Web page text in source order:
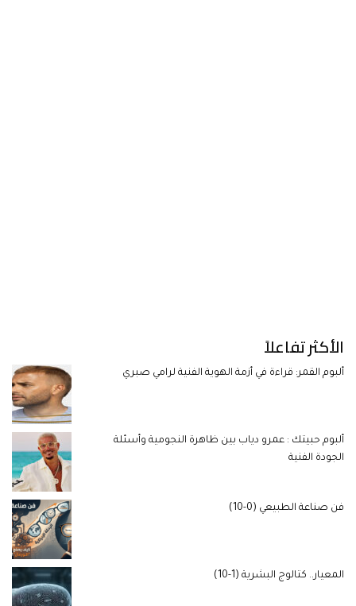
الأكثر تفاعلاً
ألبوم القمر: قراءة في أزمة الهوية الفنية لرامي صبري
ألبوم حبيتك : عمرو دياب بين ظاهرة النجومية وأسئلة
الجودة الفنية
فن صناعة الطبيعي (0-10)
المعيار.. كتالوج البشرية (1-10)